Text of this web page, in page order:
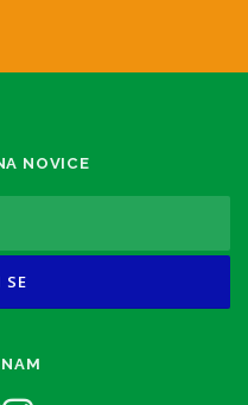
NOVICE